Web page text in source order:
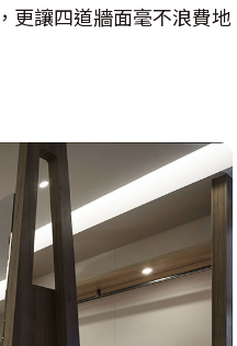
更讓四道牆面毫不浪費地